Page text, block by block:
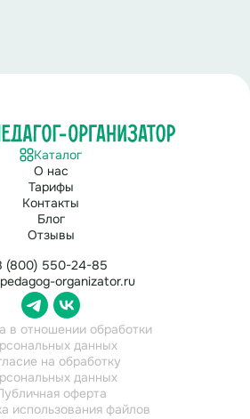
Каталог
О нас
Тарифы
Контакты
Блог
Отзывы
(800) 550-24-85
organizator.ru
в отношении обработки
данных
на обработку
данных
оферта
использования файлов